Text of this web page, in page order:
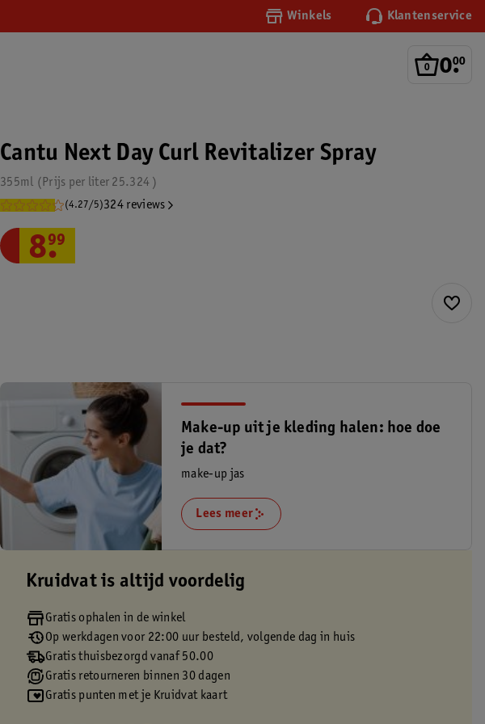
Winkels Klantenservice
0.
00
Cantu Next Day Curl Revitalizer Spray
355ml 25.324
Prijs per liter
(4.27/5)324 reviews
8.
99
Make-up uit je kleding halen: hoe doe
je dat?
make-up jas
Lees meer
Kruidvat is altijd voordelig
Gratis ophalen in de winkel
Op werkdagen voor 22:00 uur besteld, volgende dag in huis
Gratis thuisbezorgd vanaf 50.00
Gratis retourneren binnen 30 dagen
Gratis punten met je Kruidvat kaart